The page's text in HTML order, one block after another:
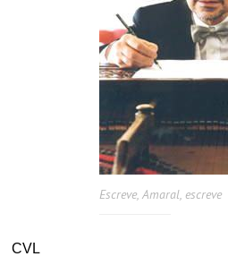
Escreve, Amaral, escreve
CVL